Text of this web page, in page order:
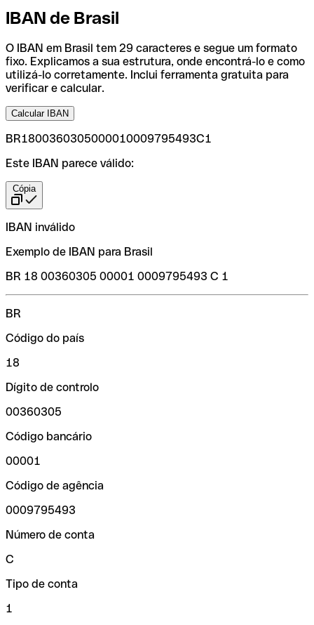
IBAN de Brasil
O IBAN em Brasil tem 29 caracteres e segue um formato
fixo. Explicamos a sua estrutura, onde encontrá-lo e como
utilizá-lo corretamente. Inclui ferramenta gratuita para
verificar e calcular.
Calcular IBAN
BR1800360305000010009795493C1
Este IBAN parece válido:
Cópia
IBAN inválido
Exemplo de IBAN para Brasil
BR 18 00360305 00001 0009795493 C 1
BR
Código do país
18
Dígito de controlo
00360305
Código bancário
00001
Código de agência
0009795493
Número de conta
C
Tipo de conta
1